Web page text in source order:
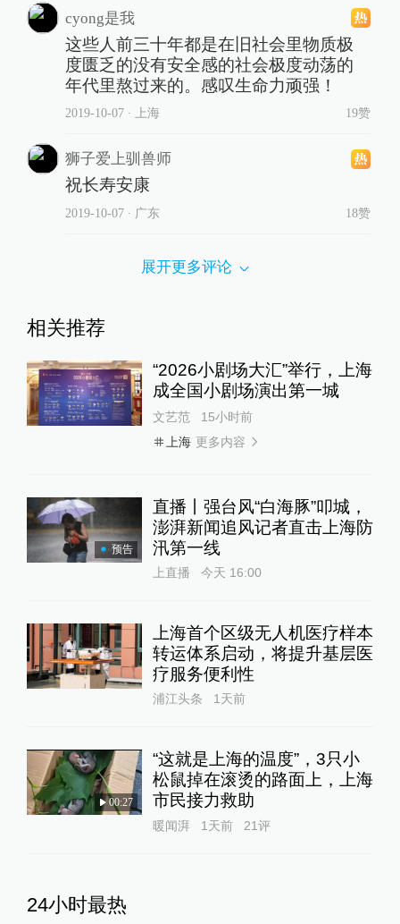
cyong是我
这些人前三十年都是在旧社会里物质极
度匮乏的没有安全感的社会极度动荡的
年代里熬过来的。感叹生命力顽强！
2019-10-07∙ 上海 19赞
狮子爱上驯兽师
祝长寿安康
2019-10-07∙ 广东 18赞
展开更多评论
相关推荐
“2026小剧场大汇”举行，上海
成全国小剧场演出第一城
文艺范
15小时前
上海 更多内容
预告
直播丨强台风“白海豚”叩城，
澎湃新闻追风记者直击上海防
汛第一线
上直播 今天 16:00
上海首个区级无人机医疗样本
转运体系启动，将提升基层医
疗服务便利性
浦江头条 1天前
00:27
“这就是上海的温度”，3只小
松鼠掉在滚烫的路面上，上海
市民接力救助
暖闻湃 1天前 21评
24小时最热